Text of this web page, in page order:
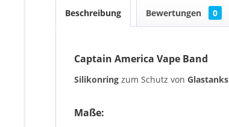
Beschreibung Bewertungen 0
Captain America Vape Band
Silikonring zum Schutz von Glastanks
Maße: